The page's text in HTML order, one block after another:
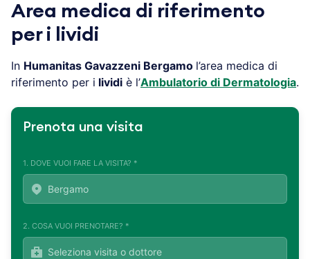
Area medica di riferimento
per i lividi
In Humanitas Gavazzeni Bergamo l’area medica di
riferimento per i lividi è l’Ambulatorio di Dermatologia.
Prenota una visita
1. DOVE VUOI FARE LA VISITA? *
2. COSA VUOI PRENOTARE? *